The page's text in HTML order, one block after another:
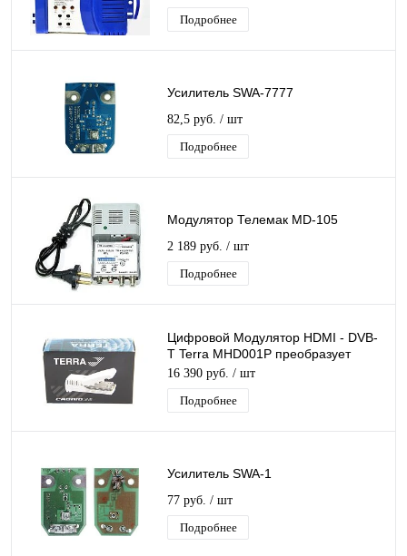
Подробнее
Усилитель SWA-7777
82,5 руб. / шт
Подробнее
Модулятор Телемак MD-105
2 189 руб. / шт
Подробнее
Цифровой Модулятор HDMI - DVB-
T Terra MHD001P преобразует
HDMI в DVB-T сигнал в МВ и ДМВ
диапазонах
16 390 руб. / шт
Подробнее
Усилитель SWA-1
77 руб. / шт
Подробнее